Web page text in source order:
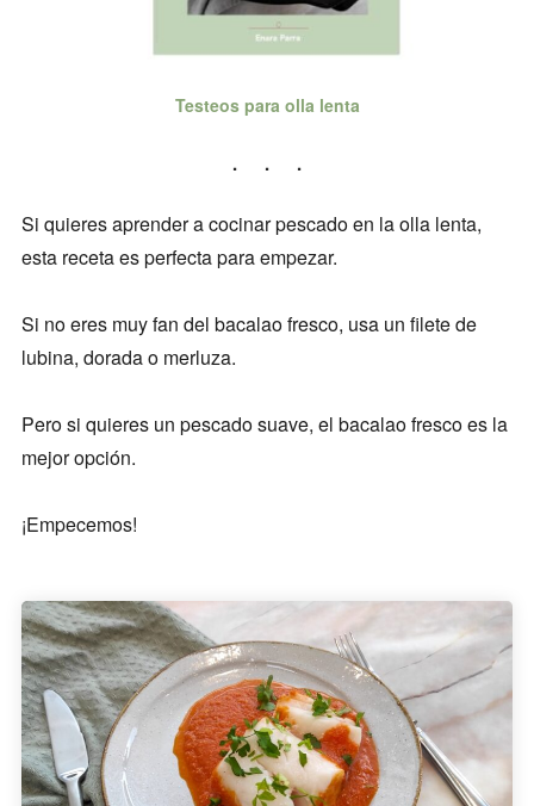
Testeos para olla lenta
Si quieres aprender a cocinar pescado en la olla lenta,
esta receta es perfecta para empezar.
Si no eres muy fan del bacalao fresco, usa un filete de
lubina, dorada o merluza.
Pero si quieres un pescado suave, el bacalao fresco es la
mejor opción.
¡Empecemos!